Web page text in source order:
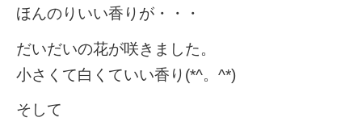
ほんのりいい香りが・・・
だいだいの花が咲きました。
小さくて白くていい香り(*^。^*)
そして